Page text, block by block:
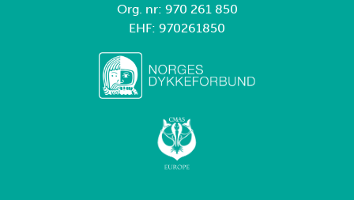
Org. nr: 970 261 850
EHF: 970261850